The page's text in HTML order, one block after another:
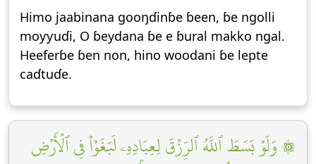
Himo jaabinana gooŋɗinɓe ɓeen, ɓe ngolli
moƴƴuɗi, O ɓeydana ɓe e ɓural makko ngal.
Heeferɓe ɓen non, hino woodani ɓe lepte
caɗtuɗe.
۞ وَلَوۡ بَسَطَ ٱللَّهُ ٱلرِّزۡقَ لِعِبَادِهِۦ لَبَغَوۡاْ فِي ٱلۡأَرۡضِ